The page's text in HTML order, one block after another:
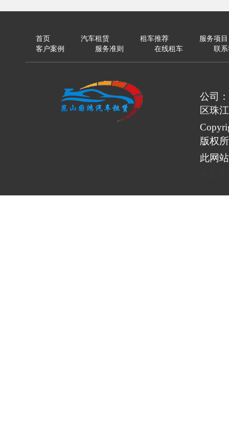
首页 汽车租赁 租车推荐
服务项目
客户案例
服务准则 在线租车 联
公司
区珠
版权
此网